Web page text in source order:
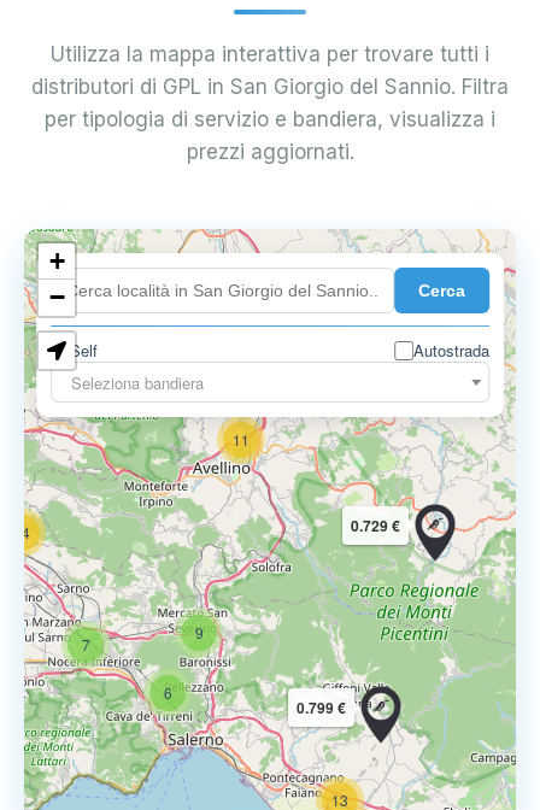
Utilizza la mappa interattiva per trovare tutti i
distributori di GPL in San Giorgio del Sannio. Filtra
per tipologia di servizio e bandiera, visualizza i
prezzi aggiornati.
Cerca
Self
Autostrada
Seleziona bandiera
6
13
7
9
14
3
11
0.799 €
0.729 €
0.699 €
+
−